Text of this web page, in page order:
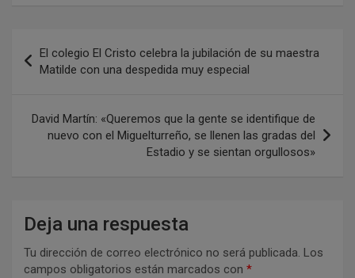
El colegio El Cristo celebra la jubilación de su maestra
Matilde con una despedida muy especial
David Martín: «Queremos que la gente se identifique de
nuevo con el Miguelturreño, se llenen las gradas del
Estadio y se sientan orgullosos»
Deja una respuesta
Tu dirección de correo electrónico no será publicada. Los
campos obligatorios están marcados con *